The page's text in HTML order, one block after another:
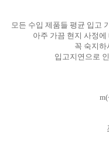
모든 수입 제품들 평균 입고
아주 가끔 현지 사정
꼭 숙지하
입고지연으로